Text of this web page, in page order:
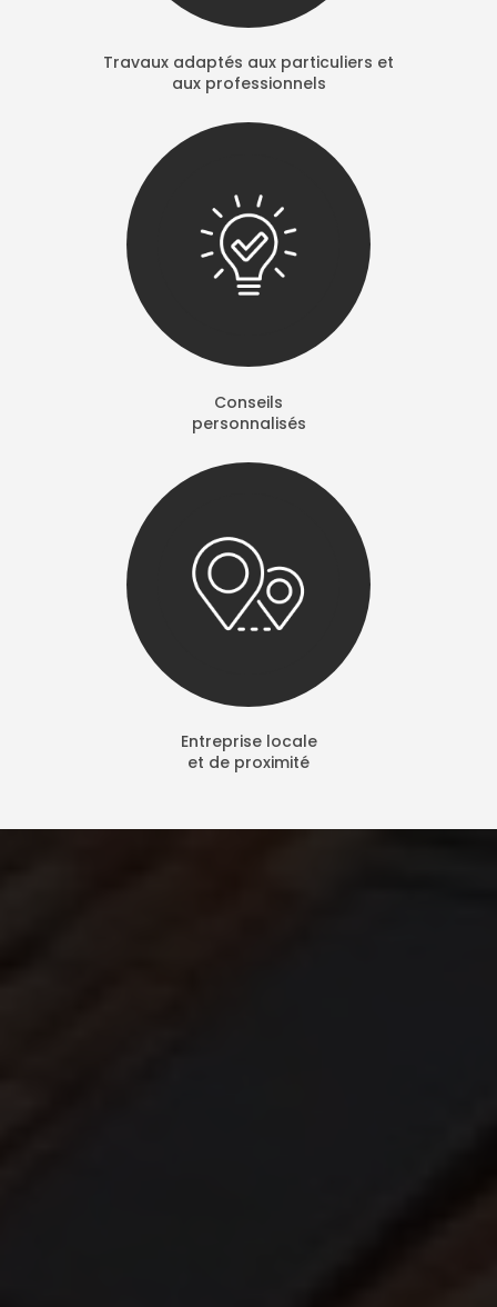
Travaux adaptés aux particuliers et
aux professionnels
Conseils
personnalisés
Entreprise locale
et de proximité